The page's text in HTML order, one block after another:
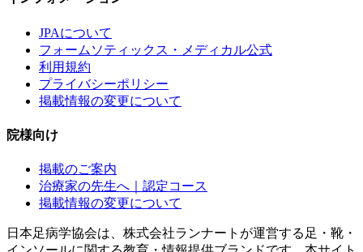
JPAについて
フォームソティックス・メディカル公式
利用規約
プライバシーポリシー
掲載情報の変更について
院様向け
掲載のご案内
治療家の先生へ｜認定コース
掲載情報の変更について
日本足病学協会は、株式会社ランナートが運営する足・靴・